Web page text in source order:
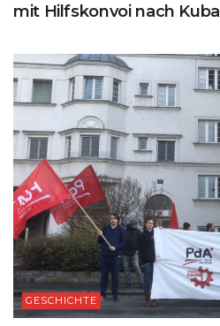
mit Hilfskonvoi nach Kuba
GESCHICHTE